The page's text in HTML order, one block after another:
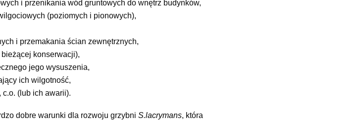
i przenikania wód gruntowych do wnętrz budynków,
(poziomych i pionowych),
i przemakania ścian zewnętrznych,
konserwacji),
jego wysuszenia,
ich wilgotność,
(lub ich awarii).
dobre warunki dla rozwoju grzybni S.lacrymans, która